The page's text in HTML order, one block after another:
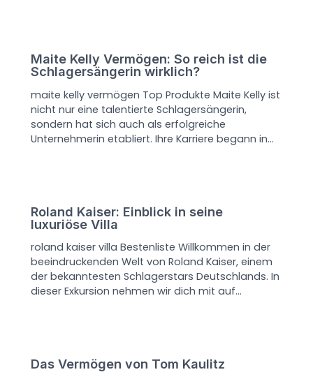
Maite Kelly Vermögen: So reich ist die
Schlagersängerin wirklich?
maite kelly vermögen Top Produkte Maite Kelly ist
nicht nur eine talentierte Schlagersängerin,
sondern hat sich auch als erfolgreiche
Unternehmerin etabliert. Ihre Karriere begann in…
Roland Kaiser: Einblick in seine
luxuriöse Villa
roland kaiser villa Bestenliste Willkommen in der
beeindruckenden Welt von Roland Kaiser, einem
der bekanntesten Schlagerstars Deutschlands. In
dieser Exkursion nehmen wir dich mit auf…
Das Vermögen von Tom Kaulitz